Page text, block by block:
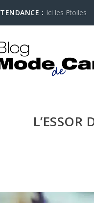
TENDANCE : Ici les Etoiles